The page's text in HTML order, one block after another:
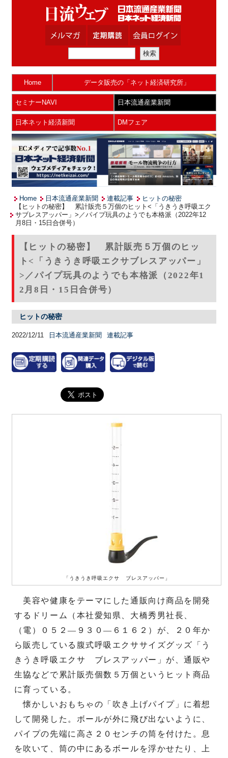
Home データ販売の「ネット経済研究所」
セミナーNAVI 日本流通産業新聞
日本ネット経済新聞 DMフェア
Home 日本流通産業新聞 連載記事
ヒットの秘密
【ヒットの秘密】 累計販売５万個のヒット<「うきうき呼吸エク
サブレスアッパー」>／パイプ玩具のようでも本格派（2022年12
月8日・15日合併号）
【ヒットの秘密】 累計販売５万個のヒッ
ト<「うきうき呼吸エクサブレスアッパー」
>／パイプ玩具のようでも本格派（2022年1
2月8日・15日合併号）
ヒットの秘密
2022/12/11 日本流通産業新聞 連載記事
「うきうき呼吸エクサ ブレスアッパー」
美容や健康をテーマにした通販向け商品を開発
するドリーム（本社愛知県、大橋秀男社長、
（電）０５２―９３０―６１６２）が、２０年か
ら販売している腹式呼吸エクササイズグッズ「う
きうき呼吸エクサ ブレスアッパー」が、通販や
生協などで累計販売個数５万個というヒット商品
に育っている。
懐かしいおもちゃの「吹き上げパイプ」に着想
して開発した。ボールが外に飛び出ないように、
パイプの先端に高さ２０センチの筒を付けた。息
を吹いて、筒の中にあるボールを浮かせたり、上